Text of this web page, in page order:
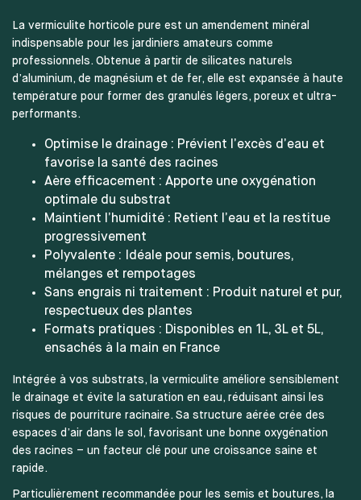
La vermiculite horticole pure est un amendement minéral
indispensable pour les jardiniers amateurs comme
professionnels. Obtenue à partir de silicates naturels
d’aluminium, de magnésium et de fer, elle est expansée à haute
température pour former des granulés légers, poreux et ultra-
performants.
Optimise le drainage : Prévient l’excès d’eau et
favorise la santé des racines
Aère efficacement : Apporte une oxygénation
optimale du substrat
Maintient l’humidité : Retient l’eau et la restitue
progressivement
Polyvalente : Idéale pour semis, boutures,
mélanges et rempotages
Sans engrais ni traitement : Produit naturel et pur,
respectueux des plantes
Formats pratiques : Disponibles en 1L, 3L et 5L,
ensachés à la main en France
Intégrée à vos substrats, la vermiculite améliore sensiblement
le drainage et évite la saturation en eau, réduisant ainsi les
risques de pourriture racinaire. Sa structure aérée crée des
espaces d’air dans le sol, favorisant une bonne oxygénation
des racines – un facteur clé pour une croissance saine et
rapide.
Particulièrement recommandée pour les semis et boutures, la